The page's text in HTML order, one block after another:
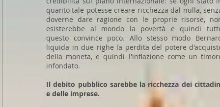
quanto tale potesse creare ricchezza dal nulla,
doverne dare ragione con le proprie risorse,
esisterebbe al mondo la povertà e quindi
questo convince poco. Allo stesso modo
liquida in due righe la perdita del potere
della moneta, e quindi l'inflazione come un
infondato.
Il debito pubblico sarebbe la ricchezza dei
e delle imprese.